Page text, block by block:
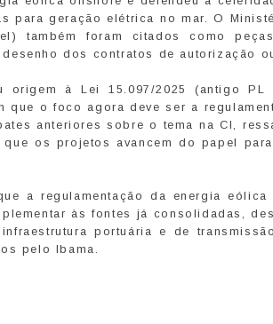
para geração elétrica no mar. O
também foram citados como
dos contratos de autorização
origem à Lei 15.097/2025 (antigo
que o foco agora deve ser a
anteriores sobre o tema na CI,
os projetos avancem do papel
a regulamentação da energia
às fontes já consolidadas,
portuária e de
pelo Ibama.